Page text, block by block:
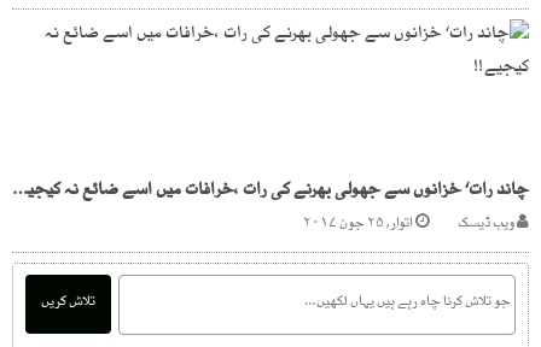
چاند رات‘ خزانوں سے جھولی بھرنے کی رات ،خرافات میں اسے ضائع نہ کیجیے!!
ویب ڈیسک اتوار, ۲۵ جون ۲۰۱۷
تلاش کریں